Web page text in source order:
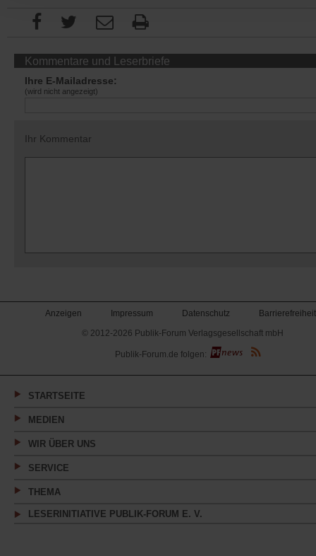
Kommentare und Leserbriefe
Ihre E-Mailadresse:
(wird nicht angezeigt)
Ihr Kommentar
Anzeigen Impressum Datenschutz
Barrierefreiheit
© 2012-2026 Publik-Forum Verlagsgesellschaft mbH
(Öffnet
in
neuen
Publik-Forum.de folgen:
STARTSEITE
MEDIEN
WIR ÜBER UNS
SERVICE
THEMA
LESERINITIATIVE PUBLIK-FORUM E. V.